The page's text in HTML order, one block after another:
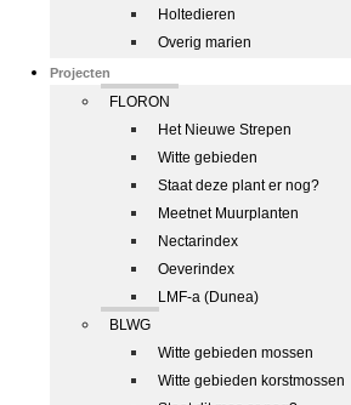
Holtedieren
Overig marien
Projecten
FLORON
Het Nieuwe Strepen
Witte gebieden
Staat deze plant er nog?
Meetnet Muurplanten
Nectarindex
Oeverindex
LMF-a (Dunea)
BLWG
Witte gebieden mossen
Witte gebieden korstmossen